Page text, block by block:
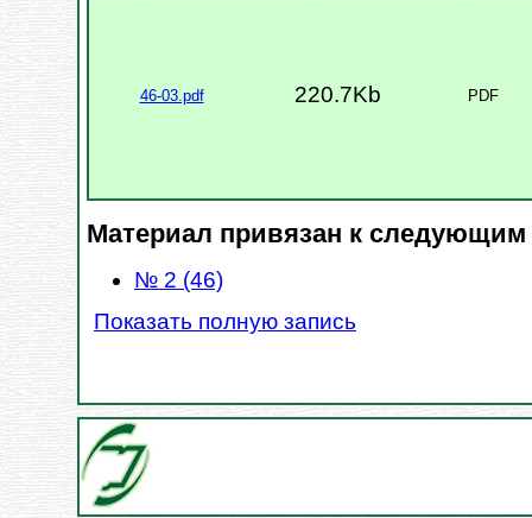
46-03.pdf 220.7Kb PDF
Материал привязан к следующим
№ 2 (46)
Показать полную запись